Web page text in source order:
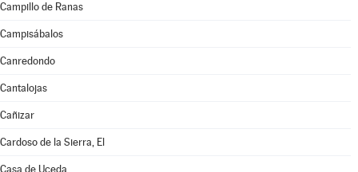
Campillo de Ranas
Campisábalos
Canredondo
Cantalojas
Cañizar
Cardoso de la Sierra, El
Casa de Uceda